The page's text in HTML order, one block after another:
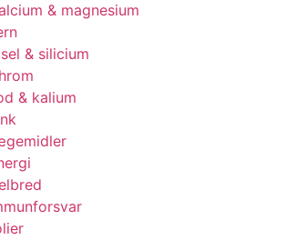
& magnesium
& silicium
& kalium